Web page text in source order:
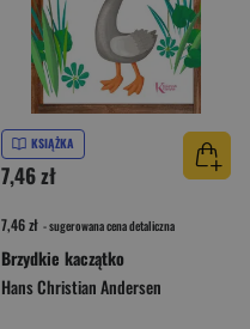
KSIĄŻKA
7,46 zł
7,46 zł - sugerowana cena detaliczna
Brzydkie kaczątko
Hans Christian Andersen